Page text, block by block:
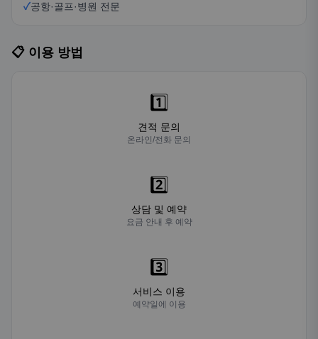
✓공항·골프·병원 전문
📋 이용 방법
1️⃣
견적 문의
온라인/전화 문의
2️⃣
상담 및 예약
요금 안내 후 예약
3️⃣
서비스 이용
예약일에 이용